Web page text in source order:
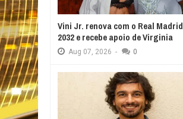
Vini Jr. renova com o Real
2032 e recebe apoio de Virginia
Aug 07, 2026 - 0